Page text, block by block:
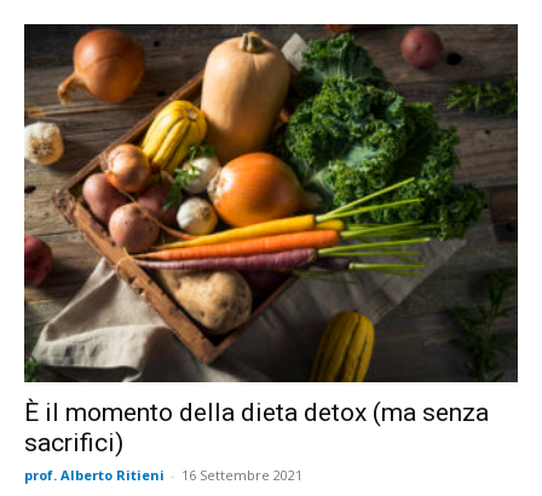
È il momento della dieta detox (ma senza
sacrifici)
prof. Alberto Ritieni - 16 Settembre 2021